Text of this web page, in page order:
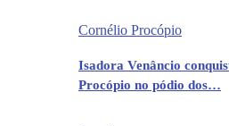
Cornélio Procópio
Isadora Venâncio
Procópio no pódio dos…